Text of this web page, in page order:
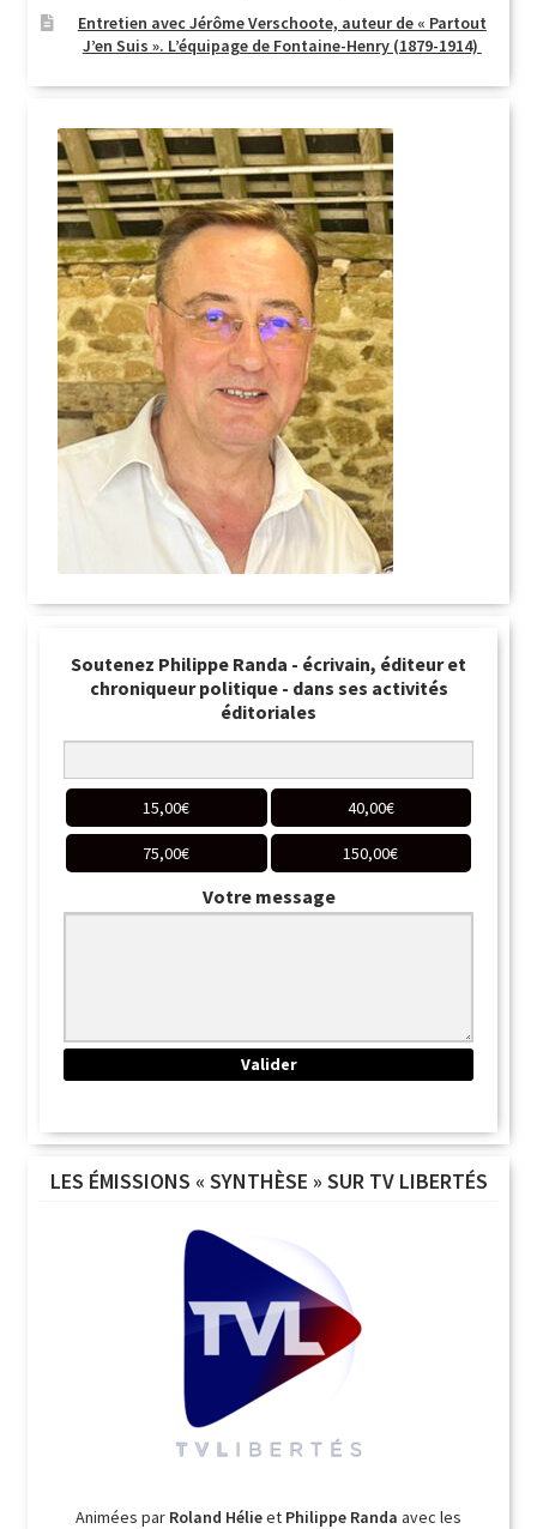
Entretien avec Jérôme Verschoote, auteur de « Partout
J’en Suis ». L’équipage de Fontaine-Henry (1879-1914)
Soutenez Philippe Randa - écrivain, éditeur et
chroniqueur politique - dans ses activités
éditoriales
15,00€ 40,00€
75,00€ 150,00€
Votre message
LES ÉMISSIONS « SYNTHÈSE » SUR TV LIBERTÉS
Animées par Roland Hélieet Philippe Randa avec les